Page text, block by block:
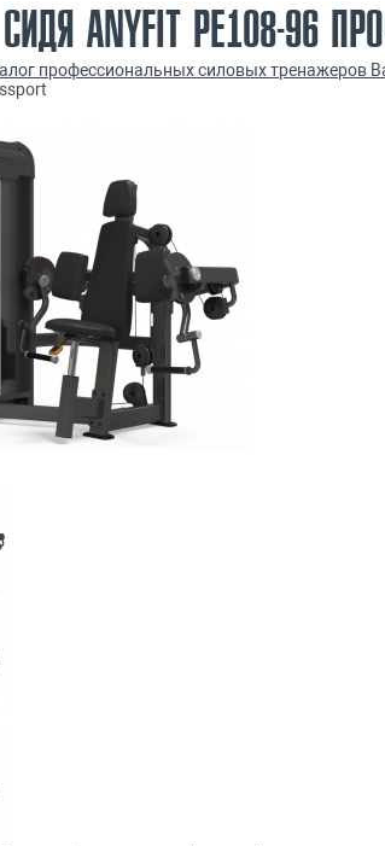
ANYFIT PE108-96
профессиональных силовых тренажеров